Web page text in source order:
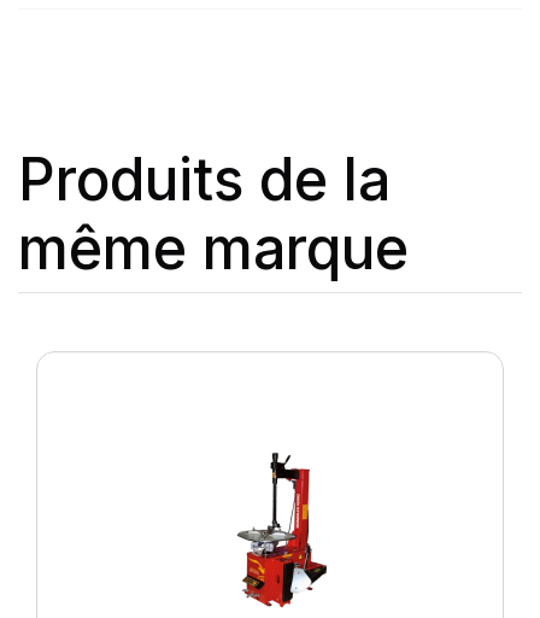
Produits de la
même marque